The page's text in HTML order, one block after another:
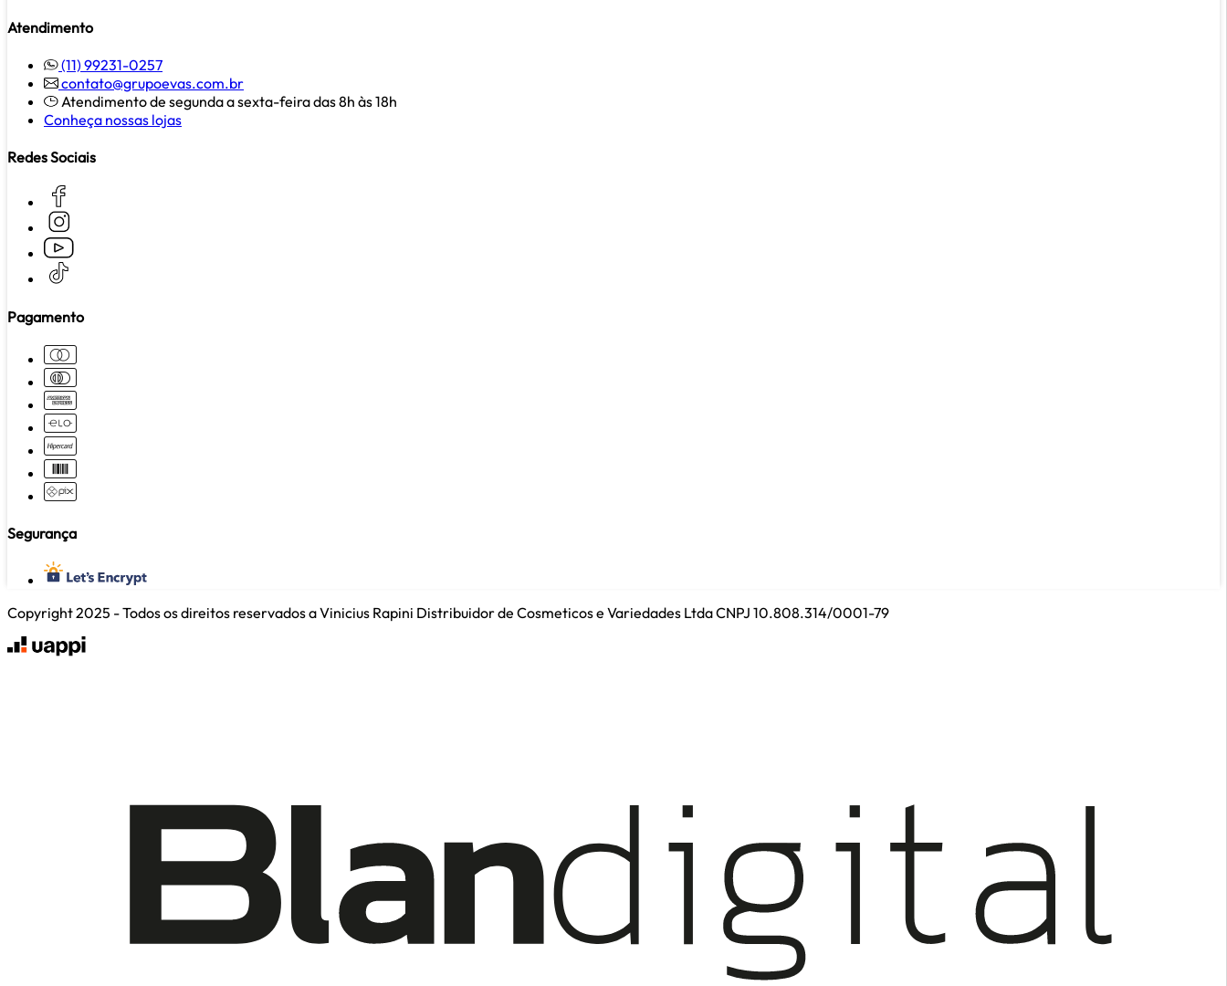
Atendimento
(11) 99231-0257
contato@grupoevas.com.br
Atendimento de segunda a sexta-feira das 8h às 18h
Conheça nossas lojas
Redes Sociais
Pagamento
Segurança
Copyright 2025 - Todos os direitos reservados a Vinicius Rapini Distribuidor de Cosmeticos e Variedades Ltda CNPJ 10.808.314/0001-79